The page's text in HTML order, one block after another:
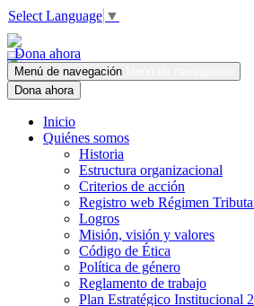
Select Language ▼
Dona ahora
Menú de navegación
Dona ahora
Inicio
Quiénes somos
Historia
Estructura organizacional
Criterios de acción
Registro web Régimen
Logros
Misión, visión y valores
Código de Ética
Política de género
Reglamento de trabajo
Plan Estratégico Institucional